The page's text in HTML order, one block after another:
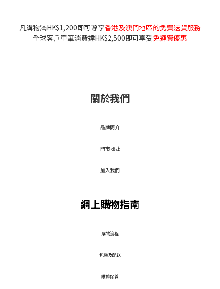
凡購物滿HK$1,200即可尊享香港及澳門地區的免費送貨服務
全球客戶單筆消費達HK$2,500即可享受免運費優惠
關於我們
品牌簡介
門市地址
加入我們
網上購物指南
​購物流程
包裝及配送
維修保養